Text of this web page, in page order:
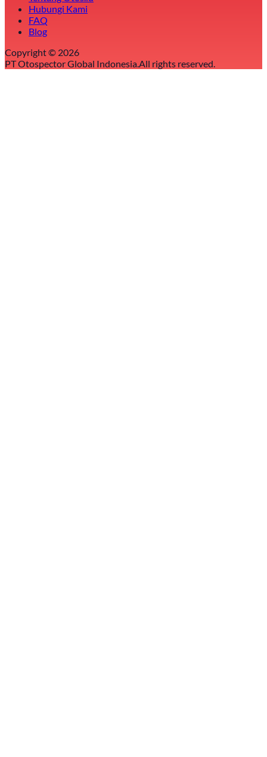
Hubungi Kami
FAQ
Blog
Copyright © 2026
PT Otospector Global Indonesia.All rights reserved.